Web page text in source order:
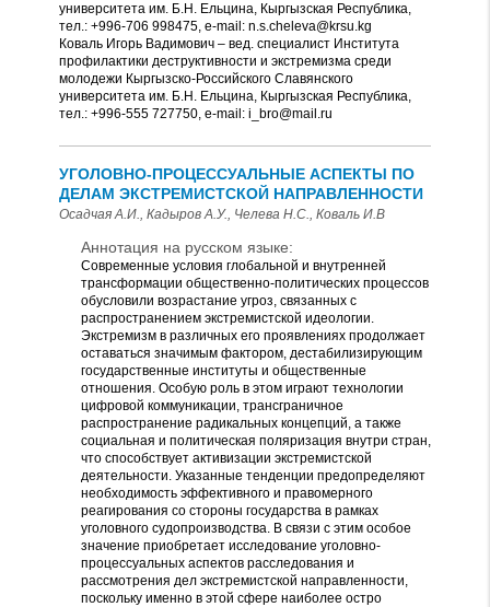
университета им. Б.Н. Ельцина, Кыргызская Республика,
тел.: +996-706 998475, e-mail: n.s.cheleva@krsu.kg
Коваль Игорь Вадимович – вед. специалист Института
профилактики деструктивности и экстремизма среди
молодежи Кыргызско-Российского Славянского
университета им. Б.Н. Ельцина, Кыргызская Республика,
тел.: +996-555 727750, e-mail: i_bro@mail.ru
УГОЛОВНО-ПРОЦЕССУАЛЬНЫЕ АСПЕКТЫ ПО
ДЕЛАМ ЭКСТРЕМИСТСКОЙ НАПРАВЛЕННОСТИ
Осадчая А.И., Кадыров А.У., Челева Н.С., Коваль И.В
Аннотация на русском языке:
Современные условия глобальной и внутренней
трансформации общественно-политических процессов
обусловили возрастание угроз, связанных с
распространением экстремистской идеологии.
Экстремизм в различных его проявлениях продолжает
оставаться значимым фактором, дестабилизирующим
государственные институты и общественные
отношения. Особую роль в этом играют технологии
цифровой коммуникации, трансграничное
распространение радикальных концепций, а также
социальная и политическая поляризация внутри стран,
что способствует активизации экстремистской
деятельности. Указанные тенденции предопределяют
необходимость эффективного и правомерного
реагирования со стороны государства в рамках
уголовного судопроизводства. В связи с этим особое
значение приобретает исследование уголовно-
процессуальных аспектов расследования и
рассмотрения дел экстремистской направленности,
поскольку именно в этой сфере наиболее остро